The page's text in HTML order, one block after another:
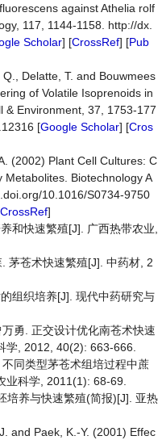
against Athelia rolf
117, 1144-1158. http://dx.
Scholar] [CrossRef] [Pub
Delatte, T. and Bouwmees
of Volatile Isoprenoids in
& Environment, 37, 1753-177
[Google Scholar] [Cros
(2002) Plant Cell Cultures: C
Biotechnology A
10.1016/S0734-9750
CrossRef]
和快速繁殖[J]. 广西热带农业,
茅苍术快速繁殖[J]. 中药材, 2
组织培养[J]. 现代中药研究与
勇. 正交设计优化南苍术快速
学, 2012, 40(2): 663-666.
同类型茅苍术组培过程中蔗
业科学, 2011(1): 68-69.
培养与快速繁殖(简报)[J]. 亚热
and Paek, K.-Y. (2001) Effec